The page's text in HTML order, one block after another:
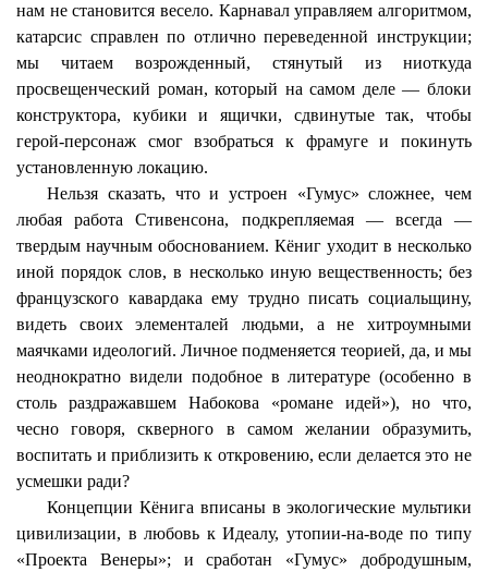
нам не становится весело. Карнавал управляем алгоритмом,
катарсис справлен по отлично переведенной инструкции;
мы читаем возрожденный, стянутый из ниоткуда
просвещенческий роман, который на самом деле — блоки
конструктора, кубики и ящички, сдвинутые так, чтобы
герой-персонаж смог взобраться к фрамуге и покинуть
установленную локацию.
Нельзя сказать, что и устроен «Гумус» сложнее, чем
любая работа Стивенсона, подкрепляемая — всегда —
твердым научным обоснованием. Кёниг уходит в несколько
иной порядок слов, в несколько иную вещественность; без
французского кавардака ему трудно писать социальщину,
видеть своихэлементалей людьми, а не хитроумными
маячками идеологий. Личное подменяется теорией, да, и мы
неоднократно видели подобное в литературе (особенно в
столь раздражавшем Набокова «романе идей»), но что,
чесно говоря, скверного в самом желании образумить,
воспитать и приблизить к откровению, если делается это не
усмешки ради?
КонцепцииКёнига вписаны в экологические мультики
цивилизации, в любовь к Идеалу, утопии-на-воде по типу
«Проекта Венеры»; и сработан «Гумус» добродушным,